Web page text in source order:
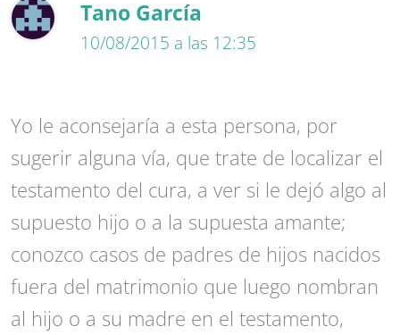
Tano García
10/08/2015 a las 12:35
Yo le aconsejaría a esta persona, por
sugerir alguna vía, que trate de localizar el
testamento del cura, a ver si le dejó algo al
supuesto hijo o a la supuesta amante;
conozco casos de padres de hijos nacidos
fuera del matrimonio que luego nombran
al hijo o a su madre en el testamento,